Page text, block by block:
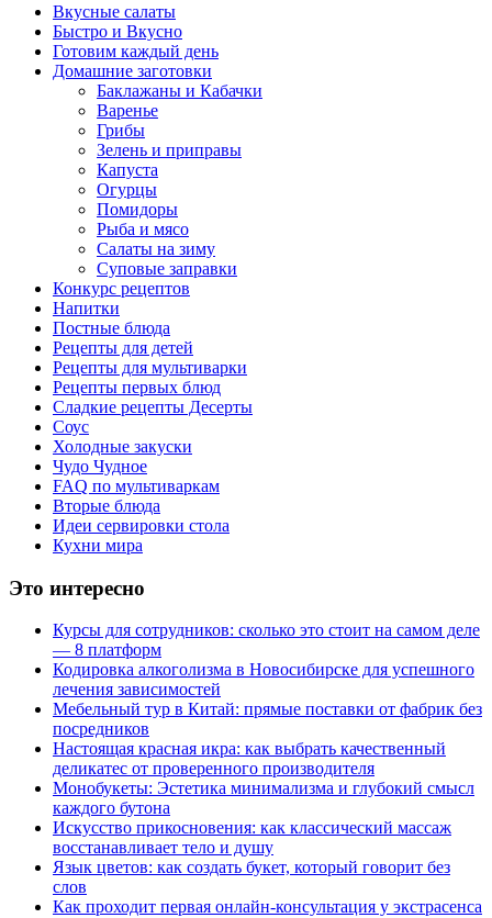
Вкусные салаты
Быстро и Вкусно
Готовим каждый день
Домашние заготовки
Баклажаны и Кабачки
Варенье
Грибы
Зелень и приправы
Капуста
Огурцы
Помидоры
Рыба и мясо
Салаты на зиму
Суповые заправки
Конкурс рецептов
Напитки
Постные блюда
Рецепты для детей
Рецепты для мультиварки
Рецепты первых блюд
Сладкие рецепты Десерты
Соус
Холодные закуски
Чудо Чудное
FAQ по мультиваркам
Вторые блюда
Идеи сервировки стола
Кухни мира
Это интересно
Курсы для сотрудников: сколько это стоит на самом деле
— 8 платформ
Кодировка алкоголизма в Новосибирске для успешного
лечения зависимостей
Мебельный тур в Китай: прямые поставки от фабрик без
посредников
Настоящая красная икра: как выбрать качественный
деликатес от проверенного производителя
Монобукеты: Эстетика минимализма и глубокий смысл
каждого бутона
Искусство прикосновения: как классический массаж
восстанавливает тело и душу
Язык цветов: как создать букет, который говорит без
слов
Как проходит первая онлайн-консультация у экстрасенса